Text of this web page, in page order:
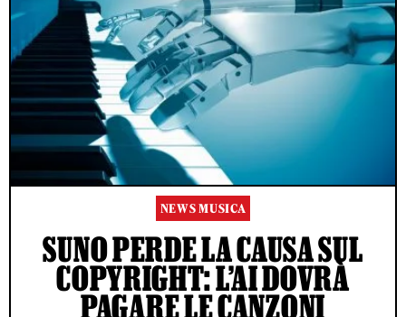
NEWS MUSICA
SUNO PERDE LA CAUSA SUL
COPYRIGHT: L’AI DOVRÀ
PAGARE LE CANZONI